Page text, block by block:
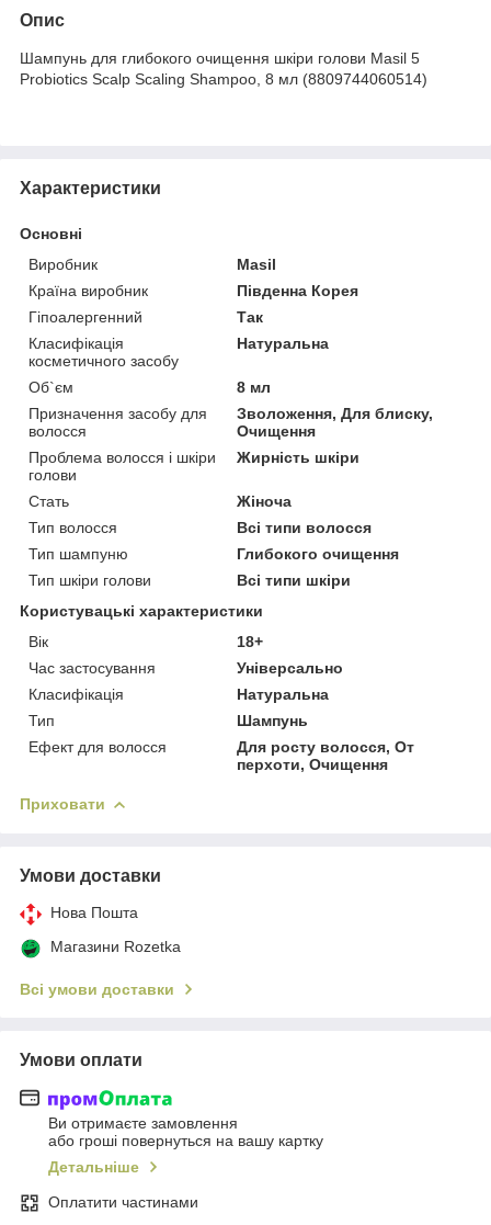
Опис
Шампунь для глибокого очищення шкіри голови Masil 5
Probiotics Scalp Scaling Shampoo, 8 мл (8809744060514)
Характеристики
Основні
Виробник
Masil
Країна виробник
Південна Корея
Гіпоалергенний
Так
Класифікація
косметичного засобу
Натуральна
Об`єм
8 мл
Призначення засобу для
волосся
Зволоження, Для блиску,
Очищення
Проблема волосся і шкіри
голови
Жирність шкіри
Стать
Жіноча
Тип волосся
Всі типи волосся
Тип шампуню
Глибокого очищення
Тип шкіри голови
Всі типи шкіри
Користувацькі характеристики
Вік
18+
Час застосування
Універсально
Класифікація
Натуральна
Тип
Шампунь
Ефект для волосся
Для росту волосся, От
перхоти, Очищення
Приховати
Умови доставки
Нова Пошта
Магазини Rozetka
Всі умови доставки
Умови оплати
Ви отримаєте замовлення
або гроші повернуться на вашу картку
Детальніше
Оплатити частинами